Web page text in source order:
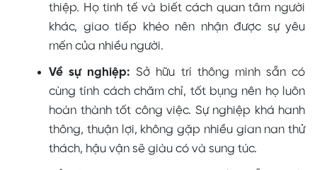
thiệp. Họ tinh tế và biết cách quan tâm người
khác, giao tiếp khéo nên nhận được sự yêu
mến của nhiều người.
Về sự nghiệp: Sở hữu trí thông minh sẵn có
cùng tính cách chăm chỉ, tốt bụng nên họ luôn
hoàn thành tốt công việc. Sự nghiệp khá hanh
thông, thuận lợi, không gặp nhiều gian nan thử
thách, hậu vận sẽ giàu có và sung túc.